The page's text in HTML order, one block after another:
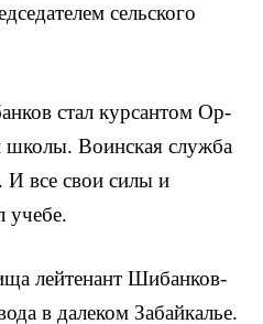
сельского
стал курсантом Ор­
школы. Воинская служба
все свои силы и
учебе.
лейтенант Шибанков-
в далеком Забайкалье.